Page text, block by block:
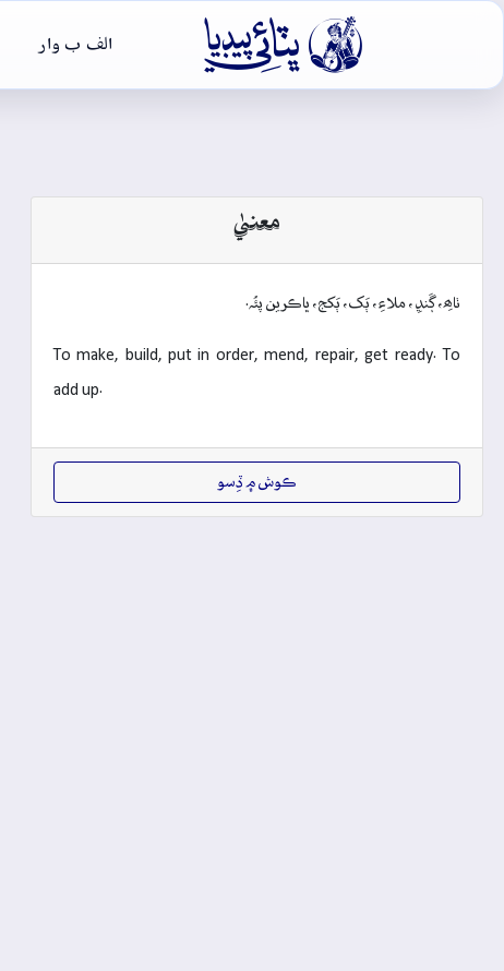
 الف ب وار
معنيٰ
ٺاھِ، ڳَنڍِ، ملاءِ، ٻَک، ٻَکج، ڀاڪرين پئُہ.
To make, build, put in order, mend, repair, get ready. To
add up.
ڪوش ۾ ڏِسو